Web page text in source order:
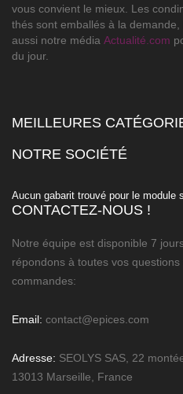
vous convient le mieux. Les
thés sont emballés à la
aussi notre média Actualité.com
du jour.
MEILLEURES
NOTRE SOCIÉTÉ
Aucun gabarit trouvé pour le module
CONTACTEZ-NOUS !
Notre équipe est disponible 7
répondons à toutes vos
commandes:
Email: contact@epices.com
Adresse: SEOLYS SAS, 22
13013 Marseille, France